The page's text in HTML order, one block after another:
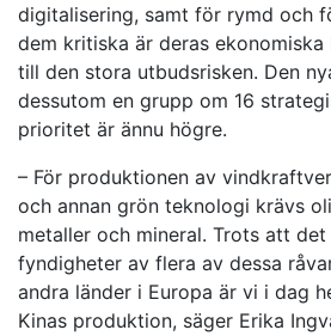
digitalisering, samt för rymd och
dem kritiska är deras
till den stora utbudsrisken. Den
dessutom en grupp om 16
prioritet är ännu högre.
– För produktionen av
och annan grön teknologi krävs
metaller och mineral. Trots att
fyndigheter av flera av dessa
andra länder i Europa är vi i dag
Kinas produktion, säger Erika